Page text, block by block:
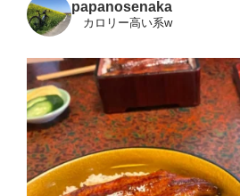
papanosenaka
カロリー高い系w